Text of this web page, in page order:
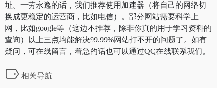
址。一劳永逸的话，我们推荐使用加速器（将自己的网络切
换成更稳定的运营商，比如电信）。部分网站需要科学上
网，比如google等（这边不推荐，除非你真的用于学习资料的
查询）以上三点均能解决99.99%网站打不开的问题了。如有
疑问，可在线留言，着急的话也可以通过QQ在线联系我们。
相关导航